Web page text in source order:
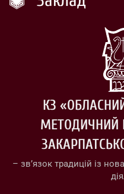
КЗ
МЕТОДИЧНИЙ
– зв’язок традицій із